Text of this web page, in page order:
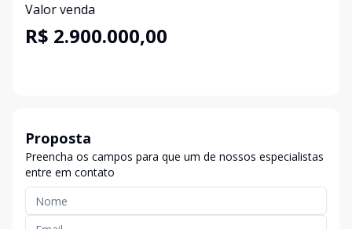
Valor venda
R$ 2.900.000,00
Proposta
Preencha os campos para que um de nossos especialistas
entre em contato